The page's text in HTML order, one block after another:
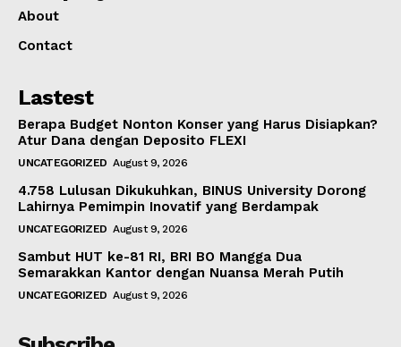
About
Contact
Lastest
Berapa Budget Nonton Konser yang Harus Disiapkan?
Atur Dana dengan Deposito FLEXI
UNCATEGORIZED August 9, 2026
4.758 Lulusan Dikukuhkan, BINUS University Dorong
Lahirnya Pemimpin Inovatif yang Berdampak
UNCATEGORIZED August 9, 2026
Sambut HUT ke-81 RI, BRI BO Mangga Dua
Semarakkan Kantor dengan Nuansa Merah Putih
UNCATEGORIZED August 9, 2026